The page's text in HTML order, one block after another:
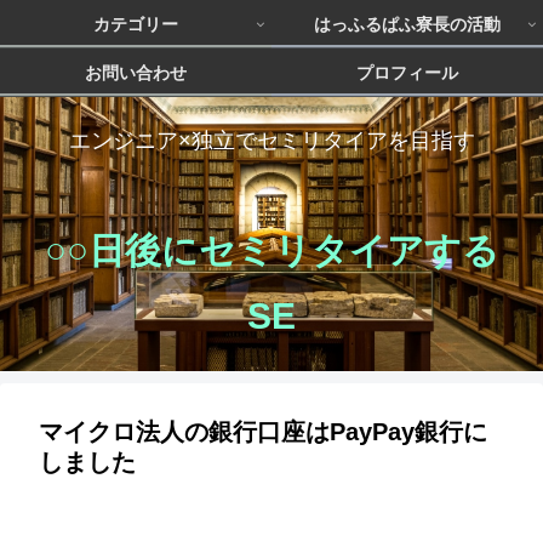
エンジニア×独立でセミリタイアを目指す
○○日後にセミリタイアする
SE
カテゴリー はっふるぱふ寮長の活動
お問い合わせ プロフィール
マイクロ法人の銀行口座はPayPay銀行に
しました